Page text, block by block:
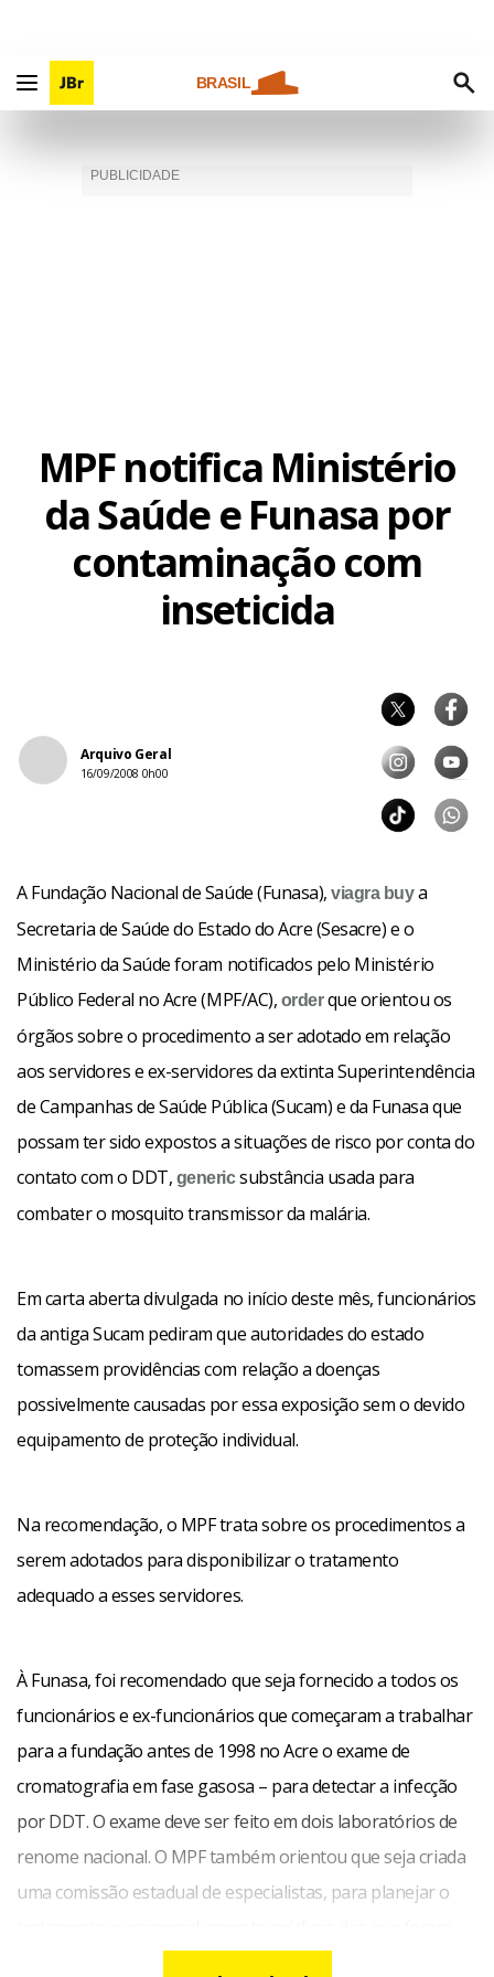
BRASIL
MPF notifica Ministério
da Saúde e Funasa por
contaminação com
inseticida
Arquivo Geral
16/09/2008 0h00
A Fundação Nacional de Saúde (Funasa),viagra buya
Secretaria de Saúde do Estado do Acre (Sesacre) e o
Ministério da Saúde foram notificados pelo Ministério
Público Federal no Acre (MPF/AC), orderque orientou os
órgãos sobre o procedimento a ser adotado em relação
aos servidores e ex-servidores da extinta Superintendência
de Campanhas de Saúde Pública (Sucam) e da Funasa que
possam ter sido expostos a situações de risco por conta do
contato com o DDT, genericsubstância usada para
combater o mosquito transmissor da malária.
Em carta aberta divulgada no início deste mês, funcionários
da antiga Sucam pediram que autoridades do estado
tomassem providências com relação a doenças
possivelmente causadas por essa exposição sem o devido
equipamento de proteção individual.
Na recomendação, o MPF trata sobre os procedimentos a
serem adotados para disponibilizar o tratamento
adequado a esses servidores.
À Funasa, foi recomendado que seja fornecido a todos os
funcionários e ex-funcionários que começaram a trabalhar
para a fundação antes de 1998 no Acre o exame de
cromatografia em fase gasosa – para detectar a infecção
por DDT. O exame deve ser feito em dois laboratórios de
renome nacional. O MPF também orientou que seja criada
uma comissão estadual de especialistas, para planejar o